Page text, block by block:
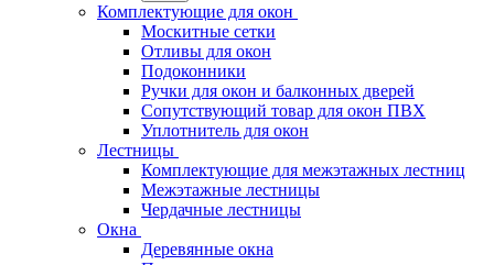
Комплектующие для окон
Москитные сетки
Отливы для окон
Подоконники
Ручки для окон и балконных дверей
Сопутствующий товар для окон ПВХ
Уплотнитель для окон
Лестницы
Комплектующие для межэтажных лестниц
Межэтажные лестницы
Чердачные лестницы
Окна
Деревянные окна